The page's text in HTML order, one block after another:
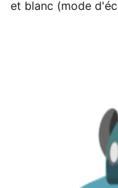
et blanc (mode